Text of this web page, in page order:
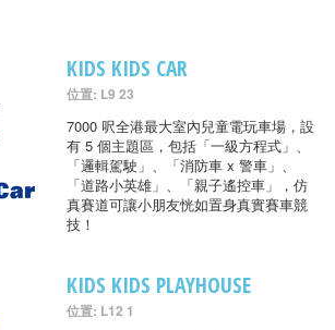
KIDS KIDS CAR
位置: L9 23
7000 呎全港最大室內兒童電玩車場，設
有 5 個主題區，包括「一級方程式」、
「邏輯駕駛」、「消防車 x 警車」、
「道路小英雄」、「親子遙控車」，仿
真賽道可讓小朋友恍如置身真實賽車競
技！
KIDS KIDS PLAYHOUSE
位置: L12 1